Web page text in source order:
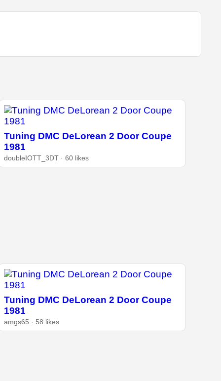
Tuning DMC DeLorean 2 Door Coupe
1981
doubleIOTT_3DT · 60 likes
Tuning DMC DeLorean 2 Door Coupe
1981
amgs65 · 58 likes